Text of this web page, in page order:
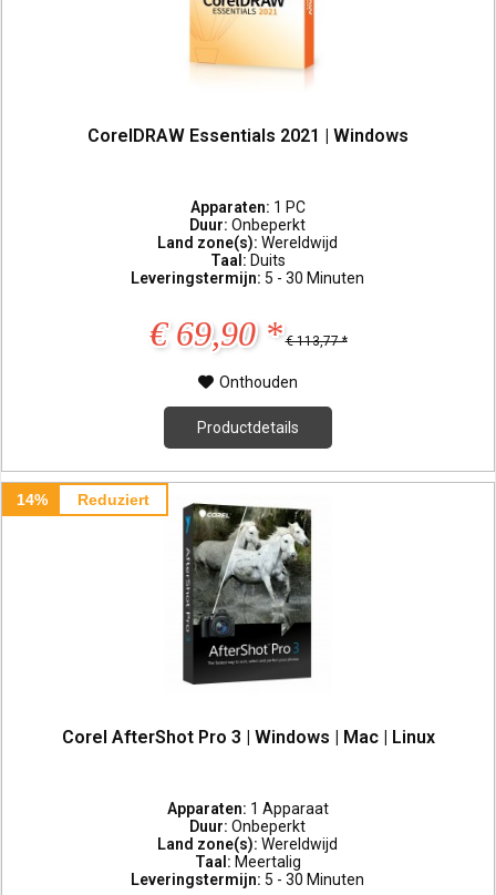
CorelDRAW Essentials 2021 | Windows
Apparaten: 1 PC
Duur:Onbeperkt
Land zone(s):Wereldwijd
Taal: Duits
Leveringstermijn: 5 - 30 Minuten
€ 69,90 * € 113,77 *
Onthouden
Productdetails
14% Reduziert
Corel AfterShot Pro 3 | Windows | Mac | Linux
Apparaten: 1 Apparaat
Duur:Onbeperkt
Land zone(s):Wereldwijd
Taal: Meertalig
Leveringstermijn: 5 - 30 Minuten